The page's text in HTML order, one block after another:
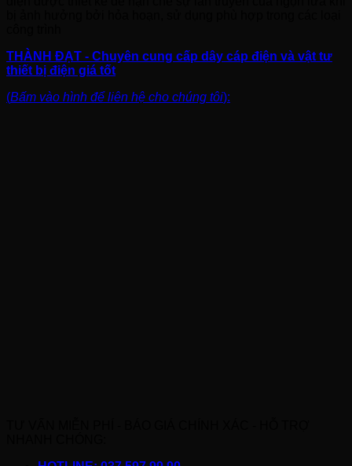
THÀNH ĐẠT - Chuyên cung cấp dây cáp điện và vật tư
thiết bị điện giá tốt
(Bấm vào hình để liên hệ cho chúng tôi):